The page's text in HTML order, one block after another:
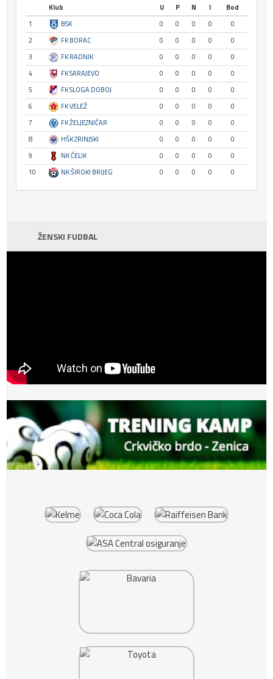
Klub U P N I
Bod
1
BSK 0 0 0 0
0
2
FK BORAC 0 0 0 0
0
3
FK RADNIK 0 0 0 0
0
4
FK SARAJEVO 0 0 0 0
0
5
FK SLOGA DOBOJ 0 0 0 0
0
6
FK VELEŽ 0 0 0 0
0
7
FK ŽELJEZNIČAR 0 0 0 0
0
8
HŠK ZRINJSKI 0 0 0 0
0
9
NK ČELIK 0 0 0 0
0
10
NK ŠIROKI BRIJEG 0 0 0 0 0
ŽENSKI FUDBAL